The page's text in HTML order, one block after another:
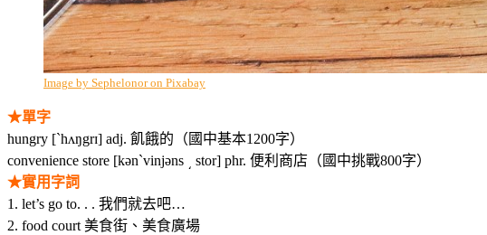
Image by Sephelonor on Pixabay
★單字
hungry [ˋhʌŋgrɪ] adj. 飢餓的（國中基本1200字）
convenience store [kənˋvinjəns ͵ stor] phr. 便利商店（國中挑戰800字）
★實用字詞
1. let’s go to. . . 我們就去吧…
2. food court 美食街、美食廣場